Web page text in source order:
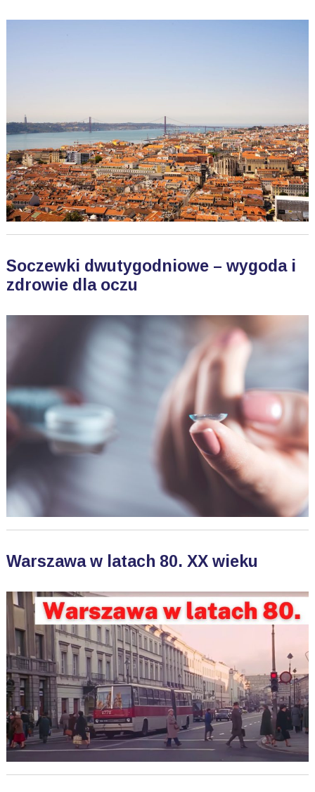
Soczewki dwutygodniowe – wygoda i
zdrowie dla oczu
Warszawa w latach 80. XX wieku